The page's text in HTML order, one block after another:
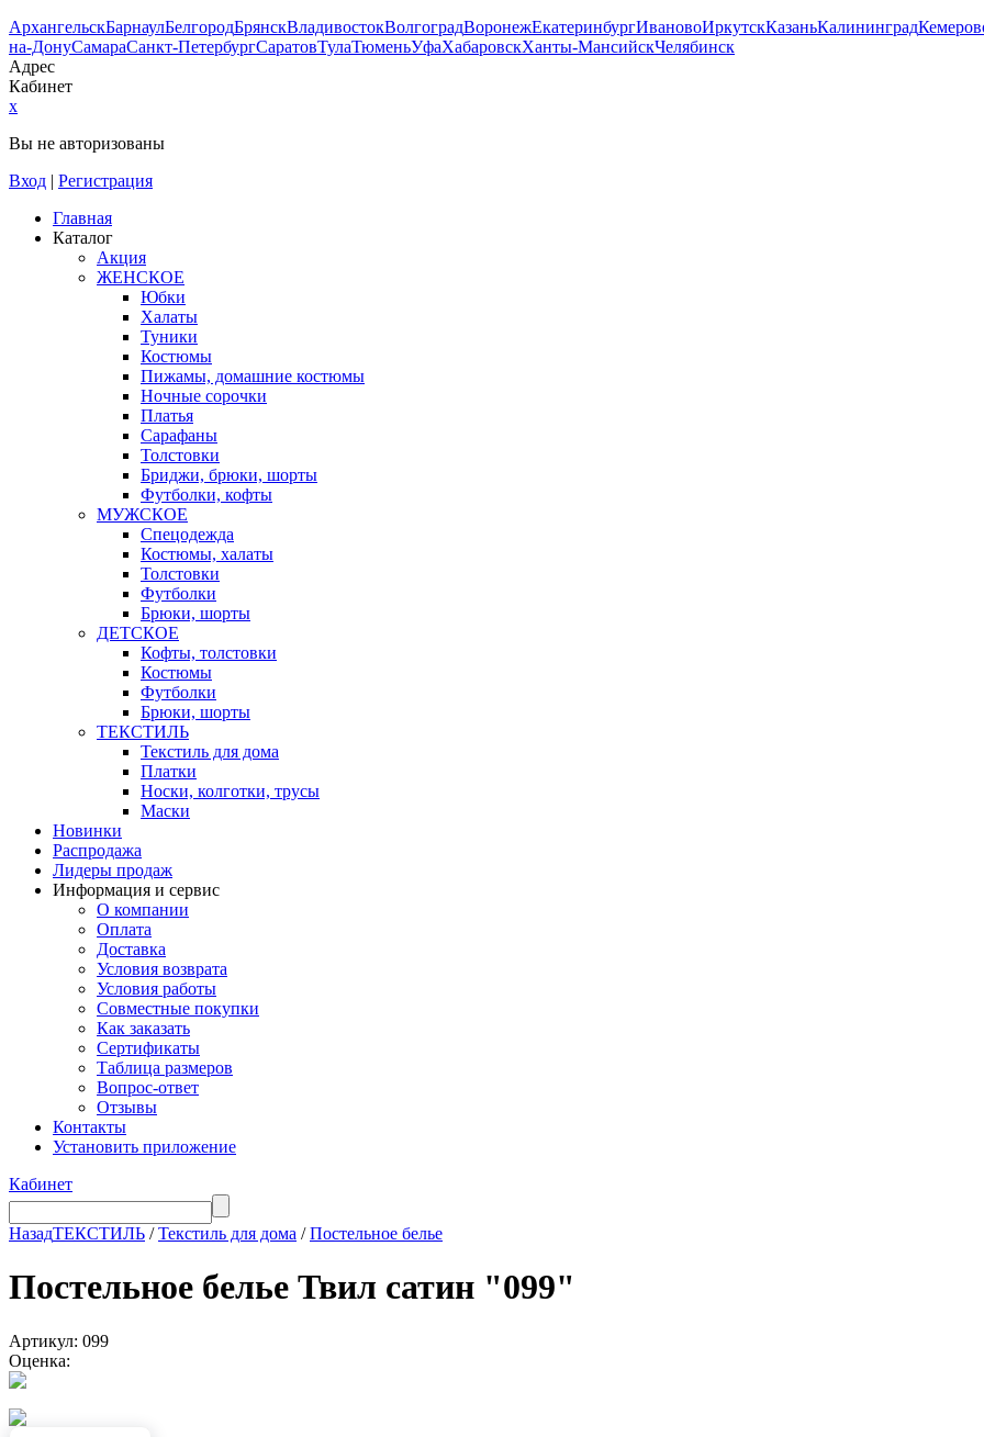
АрхангельскБарнаулБелгородБрянскВладивостокВолгоградВоронежЕкатеринбургИвановоИркутскКазаньКалининград
на-ДонуСамараСанкт-ПетербургСаратовТулаТюменьУфаХабаровскХанты-МансийскЧелябинск
Адрес
Кабинет
x
Вы не авторизованы
Вход | Регистрация
Главная
Каталог
Акция
ЖЕНСКОЕ
Юбки
Халаты
Туники
Костюмы
Пижамы, домашние костюмы
Ночные сорочки
Платья
Сарафаны
Толстовки
Бриджи, брюки, шорты
Футболки, кофты
МУЖСКОЕ
Спецодежда
Костюмы, халаты
Толстовки
Футболки
Брюки, шорты
ДЕТСКОЕ
Кофты, толстовки
Костюмы
Футболки
Брюки, шорты
ТЕКСТИЛЬ
Текстиль для дома
Платки
Носки, колготки, трусы
Маски
Новинки
Распродажа
Лидеры продаж
Информация и сервис
О компании
Оплата
Доставка
Условия возврата
Условия работы
Совместные покупки
Как заказать
Сертификаты
Таблица размеров
Вопрос-ответ
Отзывы
Контакты
Установить приложение
Кабинет
НазадТЕКСТИЛЬ /Текстиль для дома /Постельное белье
Постельное белье Твил сатин "099"
Артикул: 099
Оценка: